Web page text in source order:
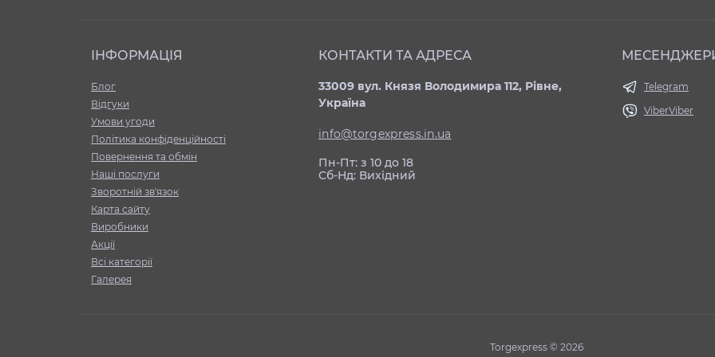
ІНФОРМАЦІЯ
Блог
Відгуки
Умови угоди
Політика конфіденційності
Повернення та обмін
Нашi послуги
Зворотній зв'язок
Карта сайту
Виробники
Акції
Всі категорії
Галерея
КОНТАКТИ ТА АДРЕСА
33009 вул. Князя Володимира 112, Рівне,
Україна
info@torgexpress.in.ua
Пн-Пт: з 10 до 18
Сб-Нд: Вихідний
Telegram
ViberViber
Torgexpress © 2026